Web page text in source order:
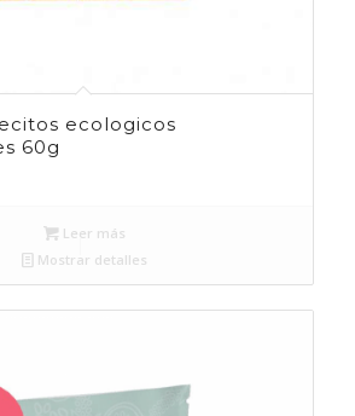
ecologicos
60g
Leer más
Mostrar detalles